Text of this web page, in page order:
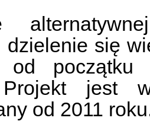
dzielenie się
początku
Projekt jest
od 2011